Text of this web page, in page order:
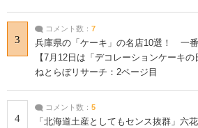
3
コメント数： 7
兵庫県の「ケーキ」の名店10選！ 一
【7月12日は「デコレーションケーキ
ねとらぼリサーチ：2ページ目
4
コメント数： 5
「北海道土産としてもセンス抜群」六